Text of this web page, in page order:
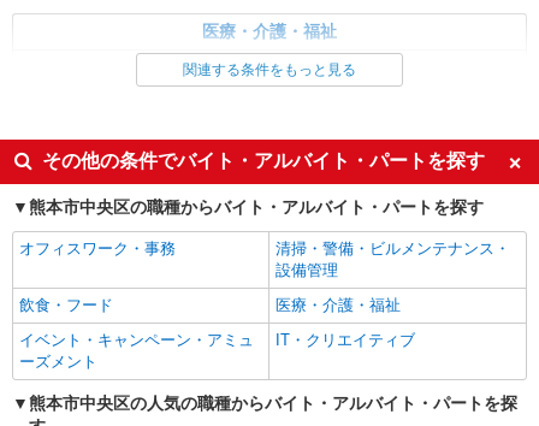
いつもの家事がお仕事に！？少人数の福祉施設
通費全支給(ガソリン代含む)＞
キープ 詳細を見る
派遣社員
株式会社kotrio /●KM-H-2086481
＜熊本市中央区＞デイサービスSTAFF募集≪
時給1450円〜2062円 ＜日払い有/週払い有/交
通費全支給(ガソリン代含む)＞
医療・介護・福祉
未経験歓迎
ミドル（40代～）活躍中
週2～3日勤務OK
深夜
交通費支給
社会保険あり
関連する条件をもっと見る
その他の条件でバイト・アルバイト・パートを探す
熊本市中央区の職種からバイト・アルバイト・パートを探す
オフィスワーク・事務
清掃・警備・ビルメンテナンス・
設備管理
飲食・フード
医療・介護・福祉
イベント・キャンペーン・アミュ
ーズメント
IT・クリエイティブ
熊本市中央区の人気の職種からバイト・アルバイト・パートを探